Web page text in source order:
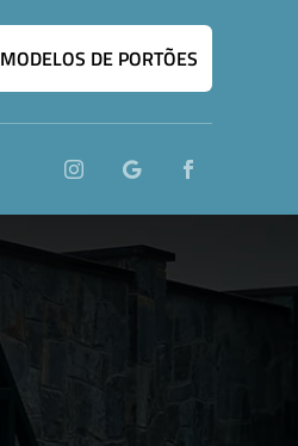
MODELOS DE PORTÕES